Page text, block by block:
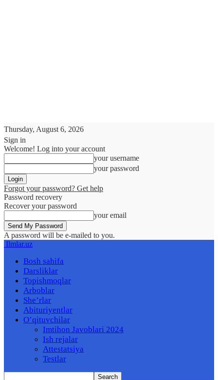
Thursday, August 6, 2026
Sign in
Welcome! Log into your account
your username
your password
Forgot your password? Get help
Password recovery
Recover your password
your email
A password will be e-mailed to you.
Ilmlar.uz
Bosh sahifa
Darsliklar
Topishmoqlar
Arboblar
She’rlar
Abituriyentlar
O’qituvchilar
Imtihon Javoblari 2024
Ish rejalar
Attestatsiya
Testlar